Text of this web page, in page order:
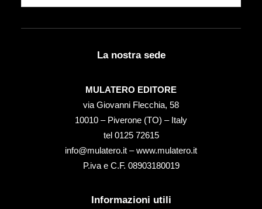
La nostra sede
MULATERO EDITORE
via Giovanni Flecchia, 58
10010 – Piverone (TO) – Italy
tel ‭0125 72615‬
info@mulatero.it –www.mulatero.it
P.iva e C.F. 08903180019
Informazioni utili